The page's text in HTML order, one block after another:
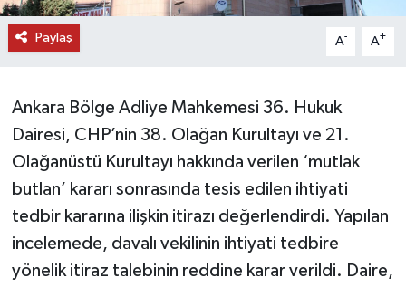
Paylaş A- A+
Ankara Bölge Adliye Mahkemesi 36. Hukuk
Dairesi, CHP’nin 38. Olağan Kurultayı ve 21.
Olağanüstü Kurultayı hakkında verilen ‘mutlak
butlan’ kararı sonrasında tesis edilen ihtiyati
tedbir kararına ilişkin itirazı değerlendirdi. Yapılan
incelemede, davalı vekilinin ihtiyati tedbire
yönelik itiraz talebinin reddine karar verildi. Daire,
VİDEO HABERLER
RESMİ İLAN
MAGAZİN